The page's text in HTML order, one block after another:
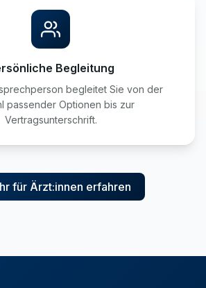
Begleitung
begleitet Sie von der
passender Optionen bis zur
Vertragsunterschrift.
für Ärzt:innen erfahren